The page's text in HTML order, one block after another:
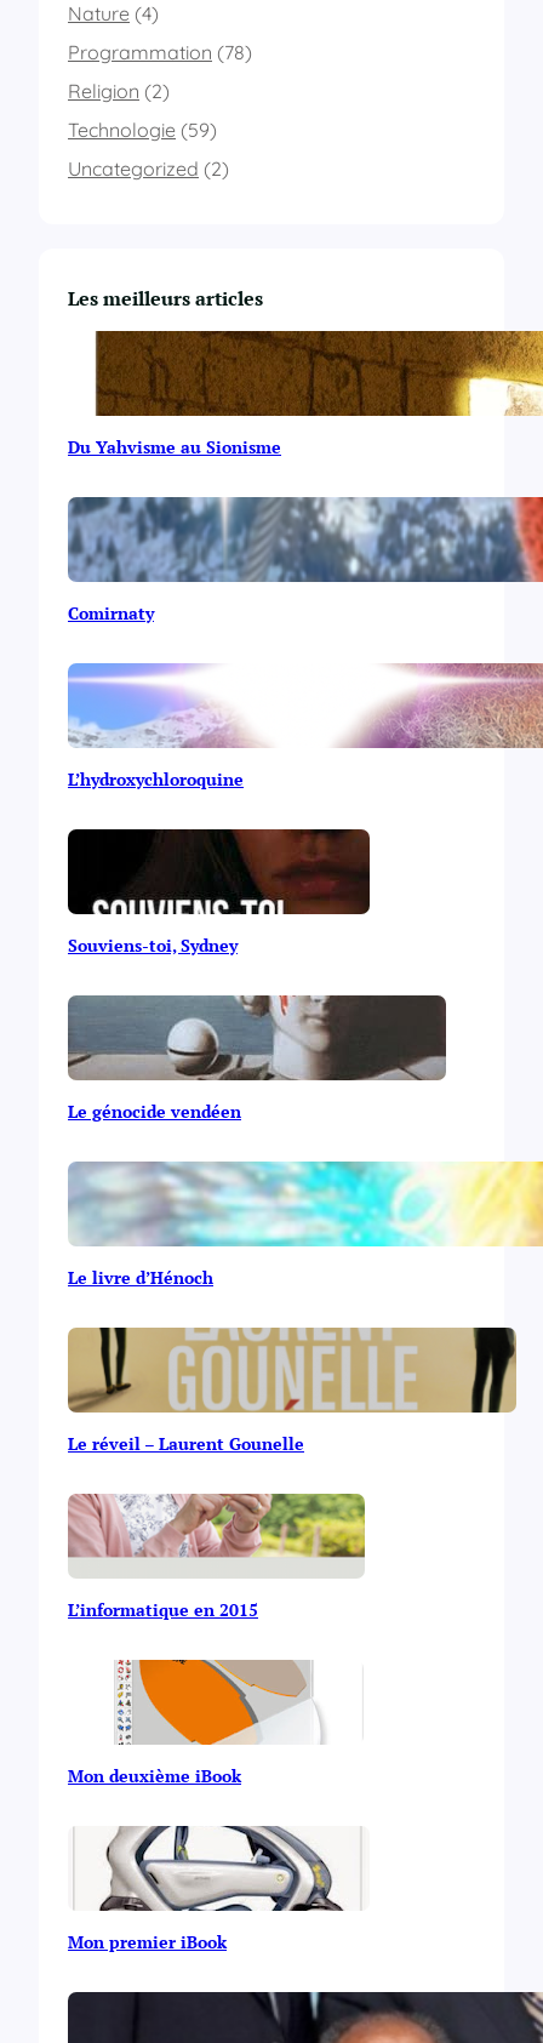
Nature (4)
Programmation (78)
Religion (2)
Technologie (59)
Uncategorized (2)
Les meilleurs articles
Du Yahvisme au Sionisme
Comirnaty
L’hydroxychloroquine
Souviens-toi, Sydney
Le génocide vendéen
Le livre d’Hénoch
Le réveil – Laurent Gounelle
L’informatique en 2015
Mon deuxième iBook
Mon premier iBook